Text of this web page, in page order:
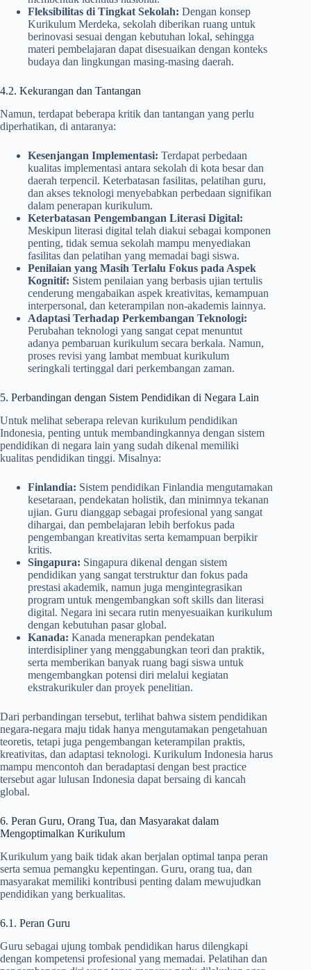
Fleksibilitas di Tingkat Sekolah: Dengan konsep
Kurikulum Merdeka, sekolah diberikan ruang untuk
berinovasi sesuai dengan kebutuhan lokal, sehingga
materi pembelajaran dapat disesuaikan dengan konteks
budaya dan lingkungan masing-masing daerah.
4.2. Kekurangan dan Tantangan
Namun, terdapat beberapa kritik dan tantangan yang perlu
diperhatikan, di antaranya:
Kesenjangan Implementasi: Terdapat perbedaan
kualitas implementasi antara sekolah di kota besar dan
daerah terpencil. Keterbatasan fasilitas, pelatihan guru,
dan akses teknologi menyebabkan perbedaan signifikan
dalam penerapan kurikulum.
Keterbatasan Pengembangan Literasi Digital:
Meskipun literasi digital telah diakui sebagai komponen
penting, tidak semua sekolah mampu menyediakan
fasilitas dan pelatihan yang memadai bagi siswa.
Penilaian yang Masih Terlalu Fokus pada Aspek
Kognitif: Sistem penilaian yang berbasis ujian tertulis
cenderung mengabaikan aspek kreativitas, kemampuan
interpersonal, dan keterampilan non-akademis lainnya.
Adaptasi Terhadap Perkembangan Teknologi:
Perubahan teknologi yang sangat cepat menuntut
adanya pembaruan kurikulum secara berkala. Namun,
proses revisi yang lambat membuat kurikulum
seringkali tertinggal dari perkembangan zaman.
5. Perbandingan dengan Sistem Pendidikan di Negara Lain
Untuk melihat seberapa relevan kurikulum pendidikan
Indonesia, penting untuk membandingkannya dengan sistem
pendidikan di negara lain yang sudah dikenal memiliki
kualitas pendidikan tinggi. Misalnya:
Finlandia: Sistem pendidikan Finlandia mengutamakan
kesetaraan, pendekatan holistik, dan minimnya tekanan
ujian. Guru dianggap sebagai profesional yang sangat
dihargai, dan pembelajaran lebih berfokus pada
pengembangan kreativitas serta kemampuan berpikir
kritis.
Singapura: Singapura dikenal dengan sistem
pendidikan yang sangat terstruktur dan fokus pada
prestasi akademik, namun juga mengintegrasikan
program untuk mengembangkan soft skills dan literasi
digital. Negara ini secara rutin menyesuaikan kurikulum
dengan kebutuhan pasar global.
Kanada: Kanada menerapkan pendekatan
interdisipliner yang menggabungkan teori dan praktik,
serta memberikan banyak ruang bagi siswa untuk
mengembangkan potensi diri melalui kegiatan
ekstrakurikuler dan proyek penelitian.
Dari perbandingan tersebut, terlihat bahwa sistem pendidikan
negara-negara maju tidak hanya mengutamakan pengetahuan
teoretis, tetapi juga pengembangan keterampilan praktis,
kreativitas, dan adaptasi teknologi. Kurikulum Indonesia harus
mampu mencontoh dan beradaptasi dengan best practice
tersebut agar lulusan Indonesia dapat bersaing di kancah
global.
6. Peran Guru, Orang Tua, dan Masyarakat dalam
Mengoptimalkan Kurikulum
Kurikulum yang baik tidak akan berjalan optimal tanpa peran
serta semua pemangku kepentingan. Guru, orang tua, dan
masyarakat memiliki kontribusi penting dalam mewujudkan
pendidikan yang berkualitas.
6.1. Peran Guru
Guru sebagai ujung tombak pendidikan harus dilengkapi
dengan kompetensi profesional yang memadai. Pelatihan dan